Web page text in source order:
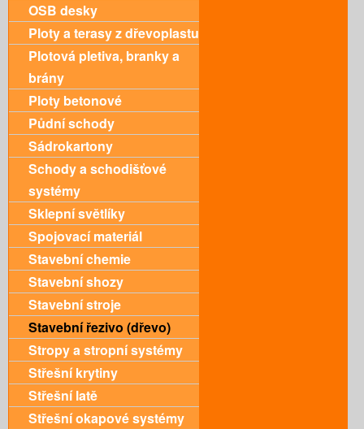
OSB desky
Ploty a terasy z dřevoplastu
Plotová pletiva, branky a
brány
Ploty betonové
Půdní schody
Sádrokartony
Schody a schodišťové
systémy
Sklepní světlíky
Spojovací materiál
Stavební chemie
Stavební shozy
Stavební stroje
Stavební řezivo (dřevo)
Stropy a stropní systémy
Střešní krytiny
Střešní latě
Střešní okapové systémy